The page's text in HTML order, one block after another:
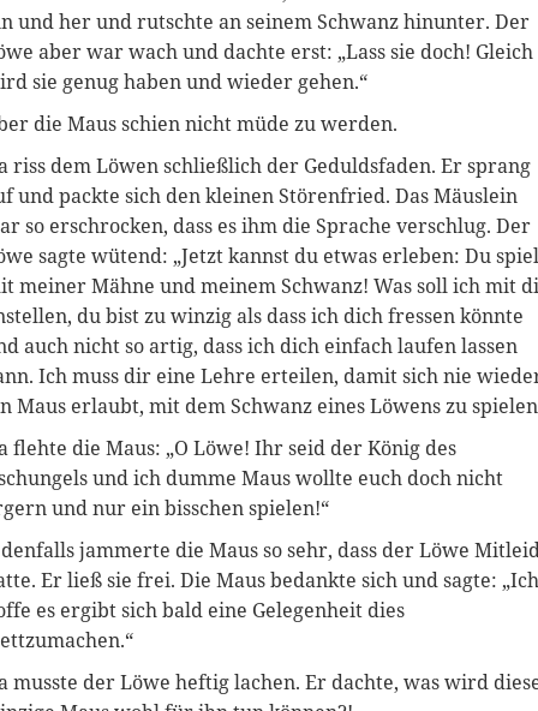
und her und rutschte an seinem Schwanz hinunter. Der
aber war wach und dachte erst: „Lass sie doch! Gleich
sie genug haben und wieder gehen.“
die Maus schien nicht müde zu werden.
riss dem Löwen schließlich der Geduldsfaden. Er sprang
und packte sich den kleinen Störenfried. Das Mäuslein
so erschrocken, dass es ihm die Sprache verschlug. Der
sagte wütend: „Jetzt kannst du etwas erleben: Du
meiner Mähne und meinem Schwanz! Was soll ich mit
du bist zu winzig als dass ich dich fressen könnte
auch nicht so artig, dass ich dich einfach laufen lassen
Ich muss dir eine Lehre erteilen, damit sich nie
Maus erlaubt, mit dem Schwanz eines Löwens zu
flehte die Maus: „O Löwe! Ihr seid der König des
und ich dumme Maus wollte euch doch nicht
und nur ein bisschen spielen!“
jammerte die Maus so sehr, dass der Löwe
Er ließ sie frei. Die Maus bedankte sich und sagte: „Ich
es ergibt sich bald eine Gelegenheit dies
musste der Löwe heftig lachen. Er dachte, was wird